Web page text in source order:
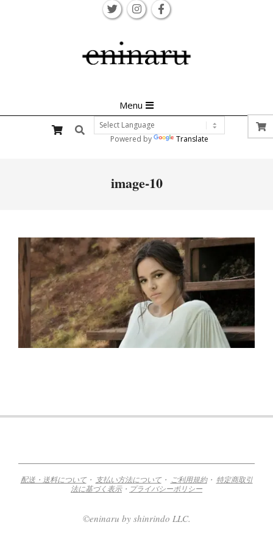
Navigation
Menu
Search
Powered by
Translate
image-10
03-
配送・送料について・ 支払い方法について・ ご利用規約・ 特定商取引
法に基づく表示・ プライバシーポリシー
©eninaru by shinrindo LLC.